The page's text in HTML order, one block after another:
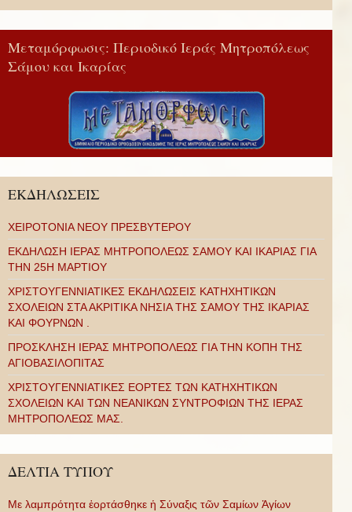
Μεταμόρφωσις: Περιοδικό Ιεράς Μητροπόλεως
Σάμου και Ικαρίας
ΕΚΔΗΛΩΣΕΙΣ
ΧΕΙΡΟΤΟΝΙΑ ΝΕΟΥ ΠΡΕΣΒΥΤΕΡΟΥ
ΕΚΔΗΛΩΣΗ ΙΕΡΑΣ ΜΗΤΡΟΠΟΛΕΩΣ ΣΑΜΟΥ ΚΑΙ ΙΚΑΡΙΑΣ ΓΙΑ
ΤΗΝ 25Η ΜΑΡΤΙΟΥ
ΧΡΙΣΤΟΥΓΕΝΝΙΑΤΙΚΕΣ ΕΚΔΗΛΩΣΕΙΣ ΚΑΤΗΧΗΤΙΚΩΝ
ΣΧΟΛΕΙΩΝ ΣΤΑ ΑΚΡΙΤΙΚΑ ΝΗΣΙΑ ΤΗΣ ΣΑΜΟΥ ΤΗΣ ΙΚΑΡΙΑΣ
ΚΑΙ ΦΟΥΡΝΩΝ .
ΠΡΟΣΚΛΗΣΗ ΙΕΡΑΣ ΜΗΤΡΟΠΟΛΕΩΣ ΓΙΑ ΤΗΝ ΚΟΠΗ ΤΗΣ
ΑΓΙΟΒΑΣΙΛΟΠΙΤΑΣ
ΧΡΙΣΤΟΥΓΕΝΝΙΑΤΙΚΕΣ ΕΟΡΤΕΣ ΤΩΝ ΚΑΤΗΧΗΤΙΚΩΝ
ΣΧΟΛΕΙΩΝ ΚΑΙ ΤΩΝ ΝΕΑΝΙΚΩΝ ΣΥΝΤΡΟΦΙΩΝ ΤΗΣ ΙΕΡΑΣ
ΜΗΤΡΟΠΟΛΕΩΣ ΜΑΣ.
ΔΕΛΤΙΑ ΤΥΠΟΥ
Με λαμπρότητα ἑορτάσθηκε ἡ Σύναξις τῶν Σαμίων Ἁγίων